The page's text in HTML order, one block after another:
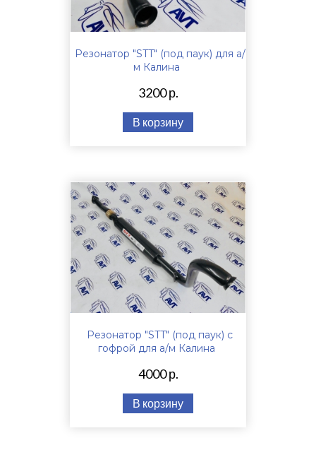
Резонатор "STT" (под паук) для а/
м Калина
3200 р.
В корзину
Резонатор "STT" (под паук) с
гофрой для а/м Калина
4000 р.
В корзину